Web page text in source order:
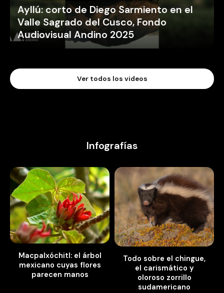
Ayllú: corto de Diego Sarmiento en el
Valle Sagrado del Cusco, Fondo
Audiovisual Andino 2025
Ver todos los videos
Infografías
Macpalxóchitl: el árbol
mexicano cuyas flores
parecen manos
Todo sobre el chingue,
el carismático y
oloroso zorrillo
sudamericano